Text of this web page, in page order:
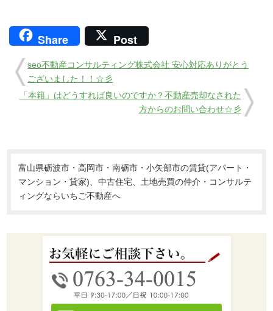
Share Post
seo不動産コンサルティング株式会社 安心対応ありがとう
ございました！！☆彡
「本籍」はどうすれば良いのですか？不動産売却なされた
方からのお問い合わせ☆彡
富山県砺波市・高岡市・南砺市・小矢部市の賃貸(アパート・
マンション・貸家)、中古住宅、土地売買の仲介・コンサルテ
ィングならいちご不動産へ